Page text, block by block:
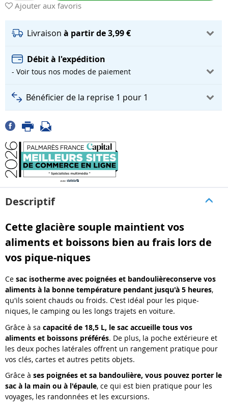
Ajouter aux favoris
Livraison à partir de 3,99 €
Débit à l'expédition
- Voir tous nos modes de paiement
Bénéficier de la reprise 1 pour 1
Descriptif
Cette glacière souple maintient vos
aliments et boissons bien au frais lors de
vos pique-niques
Ce sac isotherme avec poignées et bandoulièreconserve vos
aliments à la bonne température pendant jusqu'à 5 heures,
qu'ils soient chauds ou froids. C'est idéal pour les pique-
niques, le camping ou les longs trajets en voiture.
Grâce à sa capacité de 18,5 L, le sac accueille tous vos
aliments et boissons préférés. De plus, la poche extérieure et
les deux poches latérales offrent un rangement pratique pour
vos clés, cartes et autres petits objets.
Grâce à ses poignées et sa bandoulière, vous pouvez porter le
sac à la main ou à l'épaule, ce qui est bien pratique pour les
voyages, les randonnées et les excursions.